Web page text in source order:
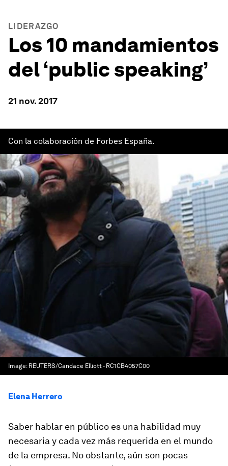
LIDERAZGO
Los 10 mandamientos
del ‘public speaking’
21 nov. 2017
Con la colaboración de Forbes España.
Image: REUTERS/Candace Elliott - RC1CB4057C00
Elena Herrero
Saber hablar en público es una habilidad muy
necesaria y cada vez más requerida en el mundo
de la empresa. No obstante, aún son pocas